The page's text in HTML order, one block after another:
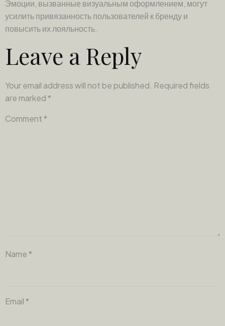
Эмоции, вызванные визуальным оформлением, могут
усилить привязанность пользователей к бренду и
повысить их лояльность.
Leave a Reply
Your email address will not be published. Required fields
are marked*
Comment*
Name*
Email*